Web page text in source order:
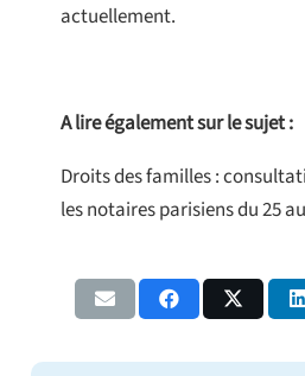
actuellement.
A lire également sur le sujet :
Droits des familles :
les notaires parisiens du 25